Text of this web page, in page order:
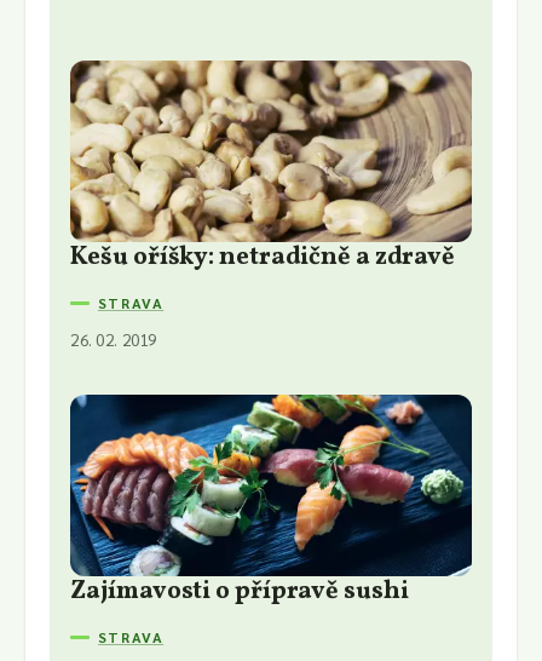
Kešu oříšky: netradičně a zdravě
STRAVA
26. 02. 2019
Zajímavosti o přípravě sushi
STRAVA